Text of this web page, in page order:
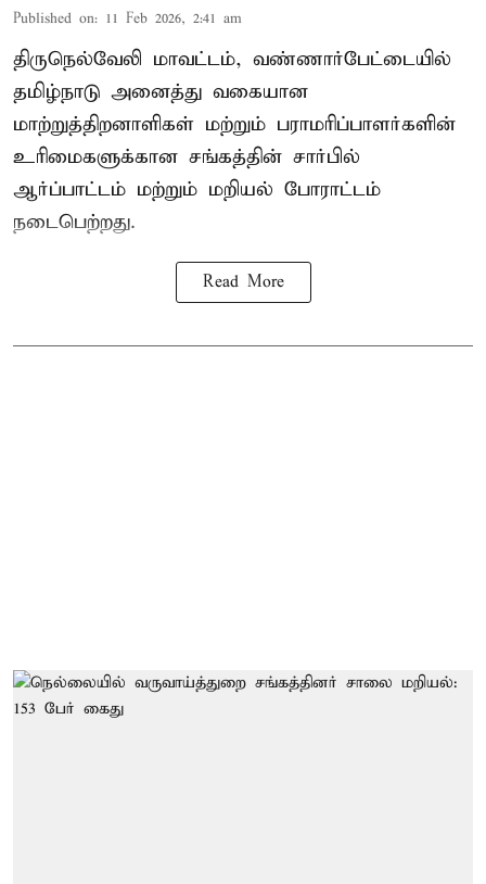
Published on: 11 Feb 2026, 2:41 am
திருநெல்வேலி மாவட்டம், வண்ணார்பேட்டையில்
தமிழ்நாடு அனைத்து வகையான
மாற்றுத்திறனாளிகள் மற்றும் பராமரிப்பாளர்களின்
உரிமைகளுக்கான சங்கத்தின் சார்பில்
ஆர்ப்பாட்டம் மற்றும் மறியல் போராட்டம்
நடைபெற்றது.
Read More